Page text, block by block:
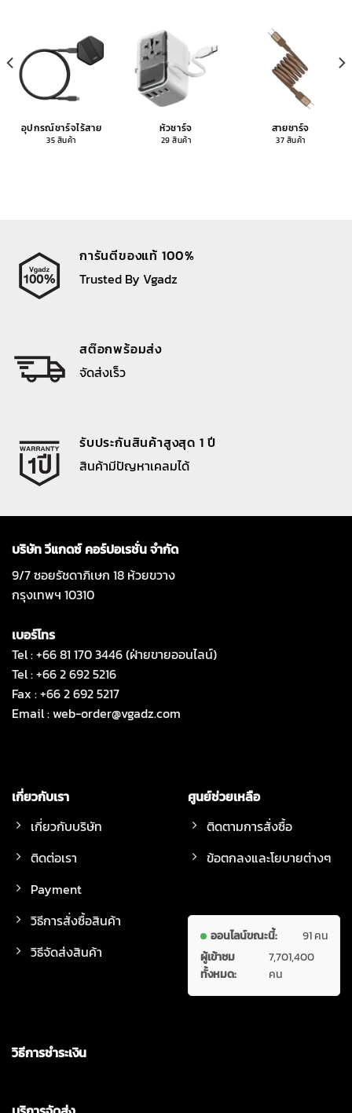
อุปกรณ์ชาร์จไร้สาย
35 สินค้า
หัวชาร์จ
29 สินค้า
สายชาร์จ
37 สินค้า
การันตีของแท้ 100%
Trusted By Vgadz
สต๊อกพร้อมส่ง
จัดส่งเร็ว
รับประกันสินค้าสูงสุด 1 ปี
สินค้ามีปัญหาเคลมได้
บริษัท วีแกดซ์ คอร์ปอเรชั่น จำกัด
9/7 ซอยรัชดาภิเษก 18 ห้วยขวาง
กรุงเทพฯ 10310
เบอร์โทร
Tel : +66 81 170 3446 (ฝ่ายขายออนไลน์)
Tel : +66 2 692 5216
Fax : +66 2 692 5217
Email :web-order@vgadz.com
เกี่ยวกับเรา
เกี่ยวกับบริษัท
ติดต่อเรา
Payment
วิธีการสั่งซื้อสินค้า
วิธีจัดส่งสินค้า
ศูนย์ช่วยเหลือ
ติดตามการสั่งซื้อ
ข้อตกลงและโยบายต่างๆ
ออนไลน์ขณะนี้:
91 คน
ผู้เข้าชม
ทั้งหมด:
7,701,400
คน
วิธีการชำระเงิน